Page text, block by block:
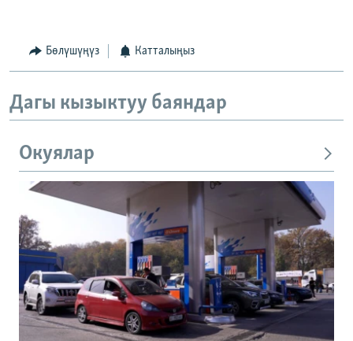
Бөлүшүңүз Катталыңыз
Дагы кызыктуу баяндар
Окуялар